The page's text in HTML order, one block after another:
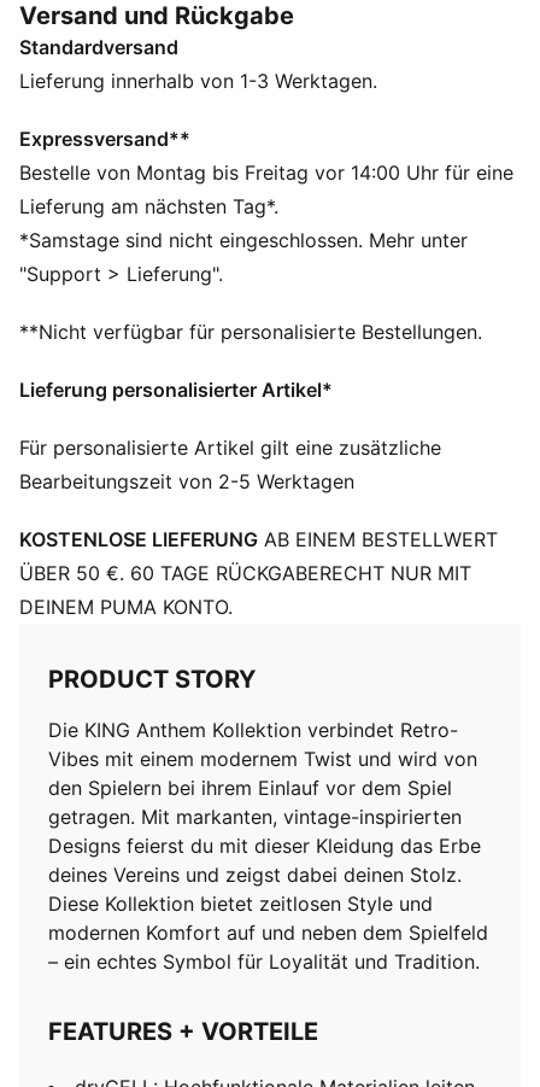
deinen Stolz. Diese Kollektion bietet zeitlosen Style
und modernen Komfort auf und neben dem Spielfeld –
ein echtes Symbol für Loyalität und Tradition.
dryCELL: Hochfunktionale Materialien leiten den
Schweiß weg von deiner Haut und halten dich beim
Training angenehm trocken.
Hergestellt aus mindestens 50 % recycelten
Materialien.
DETAILS
Hauptmaterial: Spacer
Verschluss: Durchgehender Reißverschluss
Club und PUMA Branding-Details
Versand und Rückgabe
Standardversand
Lieferung innerhalb von 1-3 Werktagen.
Expressversand**
Bestelle von Montag bis Freitag vor 14:00 Uhr für eine
Lieferung am nächsten Tag*.
*Samstage sind nicht eingeschlossen. Mehr unter
"Support > Lieferung".
**Nicht verfügbar für personalisierte Bestellungen.
Lieferung personalisierter Artikel*
Für personalisierte Artikel gilt eine zusätzliche
Bearbeitungszeit von 2-5 Werktagen
KOSTENLOSE LIEFERUNG AB EINEM BESTELLWERT
ÜBER 50 €. 60 TAGE RÜCKGABERECHT NUR MIT
DEINEM PUMA KONTO.
PRODUCT STORY
Die KING Anthem Kollektion verbindet Retro-
Vibes mit einem modernem Twist und wird von
den Spielern bei ihrem Einlauf vor dem Spiel
getragen. Mit markanten, vintage-inspirierten
Designs feierst du mit dieser Kleidung das Erbe
deines Vereins und zeigst dabei deinen Stolz.
Diese Kollektion bietet zeitlosen Style und
modernen Komfort auf und neben dem Spielfeld
– ein echtes Symbol für Loyalität und Tradition.
FEATURES + VORTEILE